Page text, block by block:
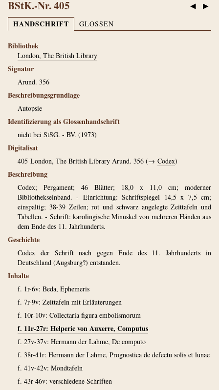
◀ ▶
BStK.-Nr. 405
HANDSCHRIFT GLOSSEN
Bibliothek
London, The British Library
Signatur
Arund. 356
Beschreibungsgrundlage
Autopsie
Identifizierung als Glossenhandschrift
nicht bei StSG. - BV. (1973)
Digitalisat
405 London, The British Library Arund. 356 (→ Codex)
Beschreibung
Codex; Pergament; 46 Blätter; 18,0 x 11,0 cm; moderner
Bibliothekseinband. - Einrichtung: Schriftspiegel 14,5 x 7,5 cm;
einspaltig; 38-39 Zeilen; rot und schwarz angelegte Zeittafeln und
Tabellen. - Schrift: karolingische Minuskel von mehreren Händen aus
dem Ende des 11. Jahrhunderts.
Geschichte
Codex der Schrift nach gegen Ende des 11. Jahrhunderts in
Deutschland (Augsburg?) entstanden.
Inhalte
f. 1r-6v: Beda, Ephemeris
f. 7r-9v: Zeittafeln mit Erläuterungen
f. 10r-10v: Collectaria figura embolismorum
f. 11r-27r: Helperic von Auxerre, Computus
f. 27v-37v: Hermann der Lahme, De computo
f. 38r-41r: Hermann der Lahme, Prognostica de defectu solis et lunae
f. 41v-42v: Mondtafeln
f. 43r-46v: verschiedene Schriften